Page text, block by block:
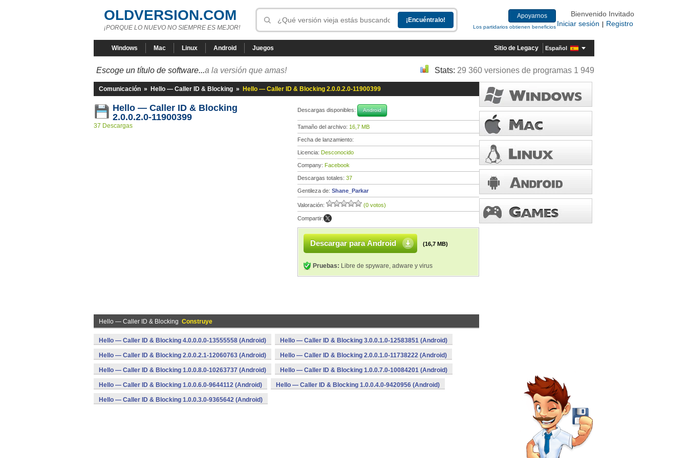
OLDVERSION.COM
¡PORQUE LO NUEVO NO SIEMPRE ES MEJOR!
Apoyarnos
Los partidarios obtienen beneficios
Bienvenido Invitado
Iniciar sesión
Registro
Windows Mac Linux Android Juegos Sitio de Legacy Español
Escoge un título de software...a la versión que amas! Stats: 29 360 versiones de programas 1 949
Comunicación » Hello — Caller ID & Blocking » Hello — Caller ID & Blocking 2.0.0.2.0-11900399
Hello — Caller ID & Blocking
2.0.0.2.0-11900399
37 Descargas
Descargas disponibles: Android
Tamaño del archivo: 16,7 MB
Fecha de lanzamiento:
Licencia: Desconocido
Company: Facebook
Descargas totales: 37
Gentileza de: Shane_Parkar
Valoración: (0 votos)
Compartir:
Descargar para Android (16,7 MB)
Pruebas: Libre de spyware, adware y virus
Hello — Caller ID & Blocking Construye
Hello — Caller ID & Blocking 4.0.0.0.0-13555558 (Android) Hello — Caller ID & Blocking 3.0.0.1.0-12583851 (Android)
Hello — Caller ID & Blocking 2.0.0.2.1-12060763 (Android) Hello — Caller ID & Blocking 2.0.0.1.0-11738222 (Android)
Hello — Caller ID & Blocking 1.0.0.8.0-10263737 (Android) Hello — Caller ID & Blocking 1.0.0.7.0-10084201 (Android)
Hello — Caller ID & Blocking 1.0.0.6.0-9644112 (Android) Hello — Caller ID & Blocking 1.0.0.4.0-9420956 (Android)
Hello — Caller ID & Blocking 1.0.0.3.0-9365642 (Android)